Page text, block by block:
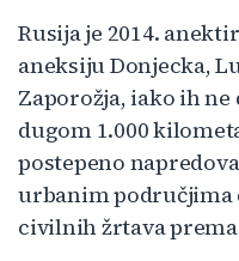
Rusija je 2014.
aneksiju Donjecka,
Zaporožja, iako ih
dugom 1.000
postepeno
urbanim područjima
civilnih žrtava